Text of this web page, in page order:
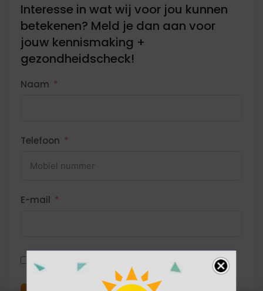
Interesse in wat wij voor jou kunnen
betekenen? Meld je dan aan voor
jouw kennismaking +
gezondheidscheck!
Naam
Telefoon
E-mail
Ik ga akkoord met de privacyverklaring